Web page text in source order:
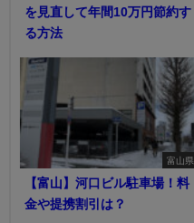
を見直して年間10万円節約す
る方法
富山県
【富山】河口ビル駐車場！料
金や提携割引は？